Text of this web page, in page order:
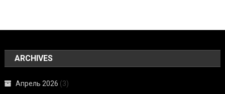
ARCHIVES
Апрель 2026 (3)